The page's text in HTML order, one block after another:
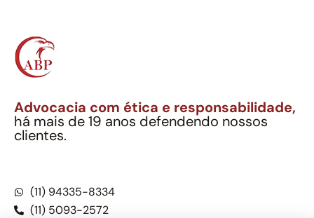
Advocacia com ética e responsabilidade,
há mais de 19 anos defendendo nossos
clientes.
(11) 94335-8334
(11) 5093-2572